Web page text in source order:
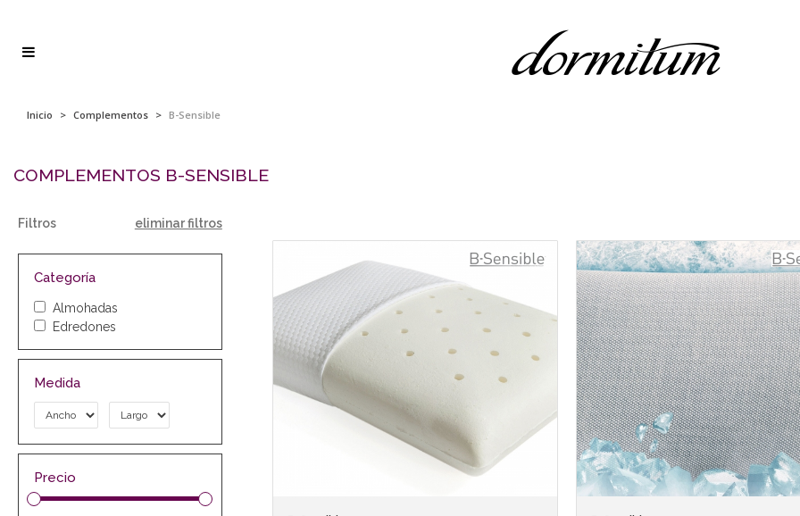
Inicio > Complementos > B-Sensible
COMPLEMENTOS B-SENSIBLE
Filtros eliminar filtros
Categoría
Almohadas
Edredones
Medida
Precio